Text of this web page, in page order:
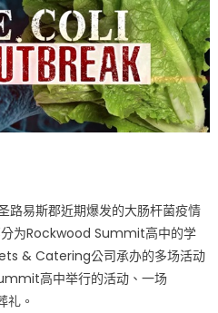
斯
郡
大
肠
杆
菌
疫
升
级：
确
诊
病
路易斯郡近期爆发的大肠杆菌疫情
为Rockwood Summit高中的学
& Catering公司承办的多场活动
高中举行的活动、一场
礼。